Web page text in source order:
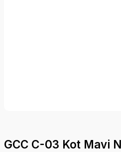
GCC C-03 Kot Mavi